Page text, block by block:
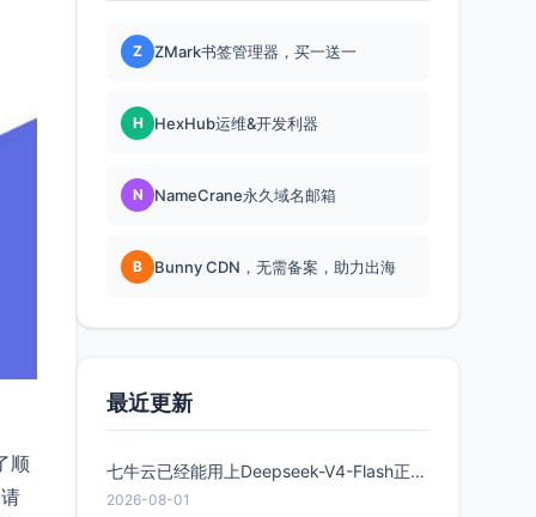
顺
Z ZMark书签管理器，买一送一
H HexHub运维&开发利器
N NameCrane永久域名邮箱
B Bunny CDN，无需备案，助力出海
最近更新
七牛云已经能用上Deepseek-V4-Flash正式版了，点此领取300万Token
2026-08-01